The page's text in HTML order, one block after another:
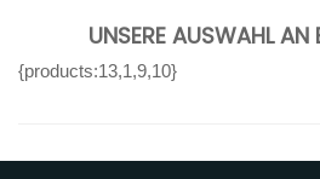
UNSERE AUSWAHL AN
{products:13,1,9,10}